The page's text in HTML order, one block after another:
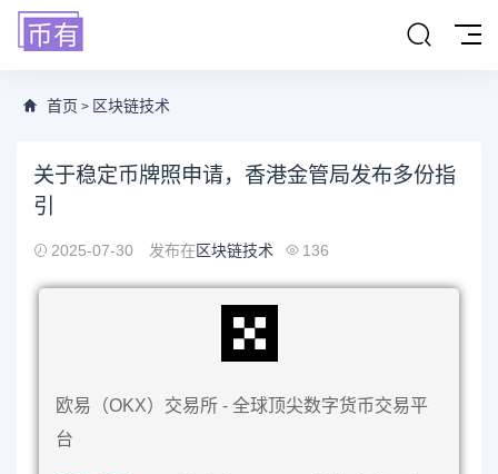
首页 > 区块链技术
关于稳定币牌照申请，香港金管局发布多份指
引
2025-07-30 发布在区块链技术 136
欧易（OKX）交易所 - 全球顶尖数字货币交易平
台